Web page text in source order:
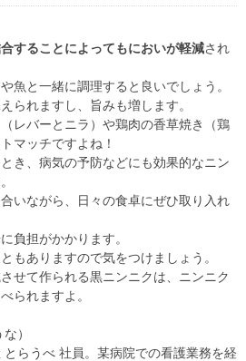
することによってもにおいが軽減され
魚と一緒に調理すると良いでしょう。
られますし、旨みも増します。
レバーとニラ）や鶏肉の香草焼き（鶏
マッチですよね！
き、病気の予防などにも効果的なニン
いながら、日々の食卓にぜひ取り入れ
負担がかかります。
もありますので気をつけましょう。
せて作られる黒ニンニクは、ニンニク
られますよ。
）
らうべ 社員。某病院での看護業務を経